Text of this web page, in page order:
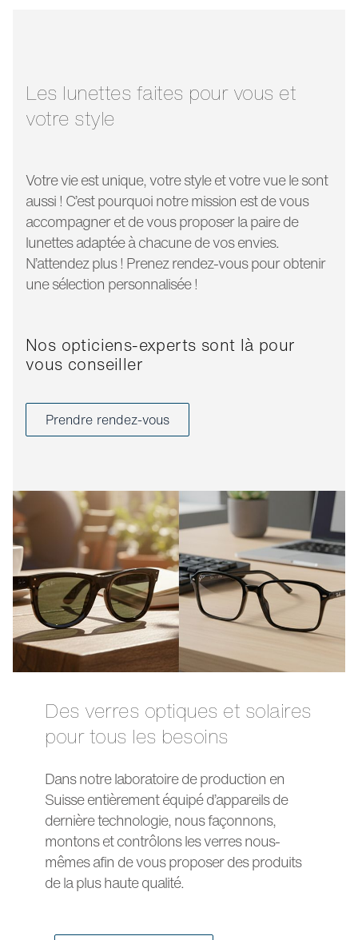
branche:
Les lunettes faites pour vous et
votre style
Votre vie est unique, votre style et votre vue le sont
aussi ! C’est pourquoi notre mission est de vous
accompagner et de vous proposer la paire de
lunettes adaptée à chacune de vos envies.
N’attendez plus ! Prenez rendez-vous pour obtenir
une sélection personnalisée !
Nos opticiens-experts sont là pour
vous conseiller
Prendre rendez-vous
Des verres optiques et solaires
pour tous les besoins
Dans notre laboratoire de production en
Suisse entièrement équipé d’appareils de
dernière technologie, nous façonnons,
montons et contrôlons les verres nous-
mêmes afin de vous proposer des produits
de la plus haute qualité.